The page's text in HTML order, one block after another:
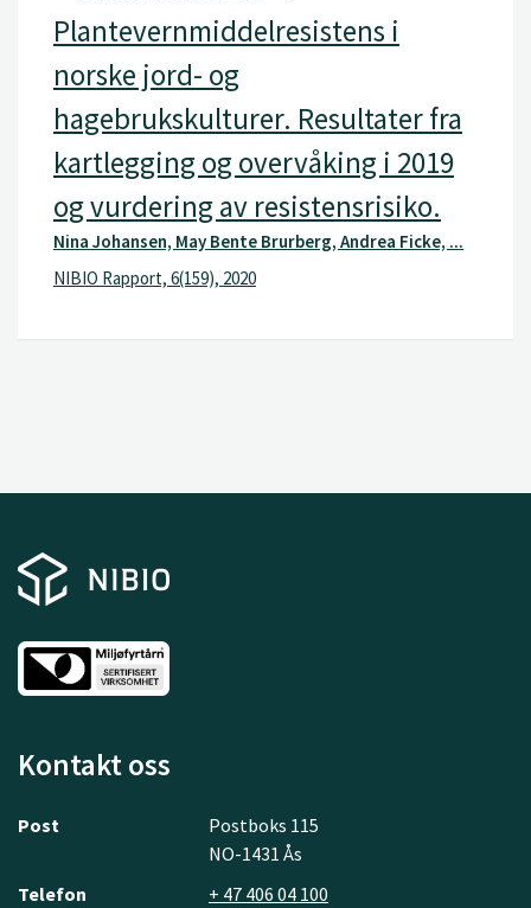
Plantevernmiddelresistens i
norske jord- og
hagebrukskulturer. Resultater fra
kartlegging og overvåking i 2019
og vurdering av resistensrisiko.
Nina Johansen, May Bente Brurberg, Andrea Ficke, ...
NIBIO Rapport, 6(159), 2020
Kontakt oss
Post
Postboks 115
NO-1431 Ås
Telefon
+ 47 406 04 100